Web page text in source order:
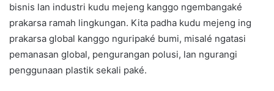
bisnis lan industri kudu mejeng kanggo ngembangaké
prakarsa ramah lingkungan. Kita padha kudu mejeng ing
prakarsa global kanggo nguripaké bumi, misalé ngatasi
pemanasan global, pengurangan polusi, lan ngurangi
penggunaan plastik sekali paké.